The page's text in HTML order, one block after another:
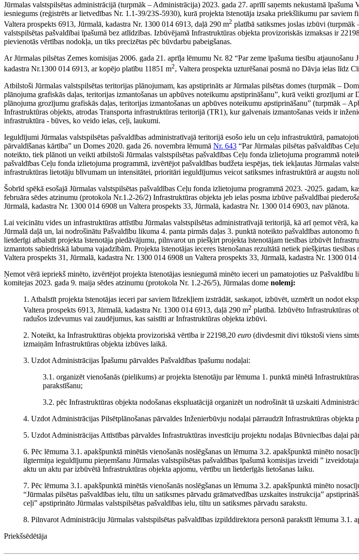
Jūrmalas valstspilsētas administrācijā (turpmāk – Administrācija) 2023. gada 27. aprīlī saņemts nekustamā īpašuma
iesniegums (reģistrēts ar lietvedības Nr. 1.1-39/23S-5930), kurā projekta īstenotāja izsaka priekšlikumu par saviem
Valtera prospekts 6913, Jūrmalā, kadastra Nr. 1300 014 6913, daļā 290 m2 platībā satiksmes joslas izbūvi
valstspilsētas pašvaldībai īpašumā bez atlīdzības. Izbūvējamā Infrastruktūras objekta provizoriskās izmaksas ir
pievienotās vērtības nodokļa, un tiks precizētas pēc būvdarbu pabeigšanas.
Ar Jūrmalas pilsētas Zemes komisijas 2006. gada 21. aprīļa lēmumu Nr. 82 “Par zeme īpašuma tiesību
kadastra Nr.1300 014 6913, ar kopējo platību 11851 m2, Valtera prospekta uzturēšanai posmā no Dāvja ielas līdz
Atbilstoši Jūrmalas valstspilsētas teritorijas plānojumam, kas apstiprināts ar Jūrmalas pilsētas domes (turpmāk –
plānojuma grafiskās daļas, teritorijas izmantošanas un apbūves noteikumu apstiprināšanu”, kurā veikti grozījumi ar
plānojuma grozījumu grafiskās daļas, teritorijas izmantošanas un apbūves noteikumu apstiprināšanu” (turpmāk –
Infrastruktūras objekts, atrodas Transporta infrastruktūras teritorijā (TR1), kur galvenais izmantošanas veids ir
infrastruktūra - būves, ko veido ielas, ceļi, laukumi.
Ieguldījumi Jūrmalas valstspilsētas pašvaldības administratīvajā teritorijā esošo ielu un ceļu infrastruktūrā,
pārvaldīšanas kārtība” un Domes 2020. gada 26. novembra lēmumā Nr. 643 “Par Jūrmalas pilsētas pašvaldības
noteikto, tiek plānoti un veikti atbilstoši Jūrmalas valstspilsētas pašvaldības Ceļu fonda izlietojuma programmā
pašvaldības Ceļu fonda izlietojuma programmā, izvērtējot pašvaldības budžeta iespējas, tiek iekļautas Jūrmalas
infrastruktūras lietotāju blīvumam un intensitātei, prioritāri ieguldījumus veicot satiksmes infrastruktūrā ar augstu
Šobrīd spēkā esošajā Jūrmalas valstspilsētas pašvaldības Ceļu fonda izlietojuma programmā 2023. -2025. gadam,
februāra sēdes atzinumu (protokola Nr.1.2-26/2) Infrastruktūras objekta jeb ielas posma izbūve pašvaldībai
Jūrmalā, kadastra Nr. 1300 014 6908 un Valtera prospekts 33, Jūrmalā, kadastra Nr. 1300 014 6903, nav plānota.
Lai veicinātu vides un infrastruktūras attīstību Jūrmalas valstspilsētas administratīvajā teritorijā, kā arī ņemot vērā,
Jūrmalā daļā un, lai nodrošinātu Pašvaldību likuma 4. panta pirmās daļas 3. punktā noteikto pašvaldības
lietderīgi atbalstīt projekta īstenotāja piedāvājumu, pilnvarot un piešķirt projekta īstenotājam tiesības izbūvēt
izmantots sabiedriskā labuma vajadzībām. Projekta īstenotājas ieceres īstenošanas rezultātā netiek piešķirtas
Valtera prospekts 31, Jūrmalā, kadastra Nr. 1300 014 6908 un Valtera prospekts 33, Jūrmalā, kadastra Nr. 1300
Ņemot vērā iepriekš minēto, izvērtējot projekta īstenotājas iesniegumā minēto ieceri un pamatojoties uz
komitejas 2023. gada 9. maija sēdes atzinumu (protokola Nr. 1.2-26/5), Jūrmalas dome nolemj:
1. Atbalstīt projekta īstenotājas ieceri par saviem līdzekļiem izstrādāt, saskaņot, izbūvēt, uzmērīt un nodot
Valtera prospekts 6913, Jūrmalā, kadastra Nr. 1300 014 6913, daļā 290 m2 platībā. Izbūvēto Infrastruktūras
radušos izdevumus vai zaudējumus, kas saistīti ar Infrastruktūras objekta izbūvi.
2. Noteikt, ka Infrastruktūras objekta provizoriskā vērtība ir 22198,20 euro (divdesmit divi tūkstoši viens
izmaiņām Infrastruktūras objekta izbūves laikā.
3. Uzdot Administrācijas Īpašumu pārvaldes Pašvaldības īpašumu nodaļai:
3.1. organizēt vienošanās (pielikums) ar projekta īstenotāju par lēmuma 1. punktā minētā
parakstīšanu;
3.2. pēc Infrastruktūras objekta nodošanas ekspluatācijā organizēt un nodrošināt tā uzskaiti
4. Uzdot Administrācijas Pilsētplānošanas pārvaldes Inženierbūvju nodaļai pārraudzīt Infrastruktūras objekta
5. Uzdot Administrācijas Attīstības pārvaldes Infrastruktūras investīciju projektu nodaļas Būvniecības daļai
6. Pēc lēmuma 3.1. apakšpunktā minētās vienošanās noslēgšanas un lēmuma 3.2. apakšpunktā minēto
ilgtermiņa ieguldījumu pieņemšanu Jūrmalas valstspilsētas pašvaldības īpašumā komisijas izveidi ”
aktu un aktu par izbūvētā Infrastruktūras objekta apjomu, vērtību un lietderīgās lietošanas laiku.
7. Pēc lēmuma 3.1. apakšpunktā minētās vienošanās noslēgšanas un lēmuma 3.2. apakšpunktā minēto
“Jūrmalas pilsētas pašvaldības ielu, tiltu un satiksmes pārvadu grāmatvedības uzskaites instrukcija”
ceļi” apstiprināto Jūrmalas valstspilsētas pašvaldības ielu, tiltu un satiksmes pārvadu sarakstu.
8. Pilnvarot Administrāciju Jūrmalas valstspilsētas pašvaldības izpilddirektora personā parakstīt lēmuma 3.1.
Priekšsēdētāja